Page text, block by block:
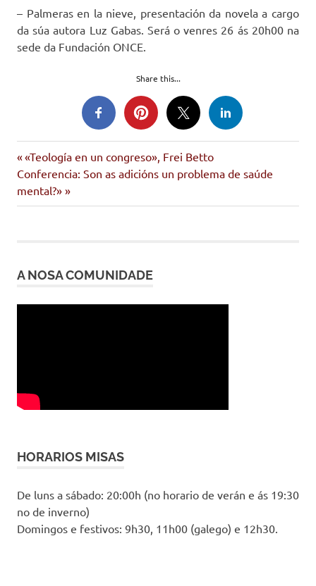
– Palmeras en la nieve, presentación da novela a cargo
da súa autora Luz Gabas. Será o venres 26 ás 20h00 na
sede da Fundación ONCE.
Share this...
AIDA
Navegación
de
Entrada
anterior:
«Teología en un congreso», Frei Betto
Siguiente
entrada:
Conferencia: Son as adicións un problema de saúde
mental?»
A NOSA COMUNIDADE
HORARIOS MISAS
De luns a sábado: 20:00h (no horario de verán e ás 19:30
no de inverno)
Domingos e festivos: 9h30, 11h00 (galego) e 12h30.